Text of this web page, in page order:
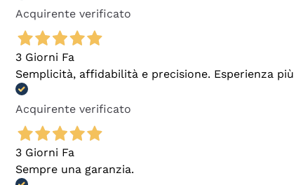
Acquirente verificato
3 Giorni Fa
Semplicità, affidabilità e precisione. Esperienza
Acquirente verificato
3 Giorni Fa
Sempre una garanzia.